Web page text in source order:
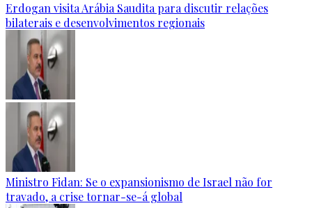
Erdogan visita Arábia Saudita para discutir relações
bilaterais e desenvolvimentos regionais
Ministro Fidan: Se o expansionismo de Israel não for
travado, a crise tornar-se-á global